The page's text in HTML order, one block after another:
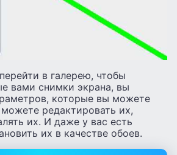
в галерею, чтобы
вами снимки экрана, вы
которые вы можете
редактировать их,
их. И даже у вас есть
их в качестве обоев.